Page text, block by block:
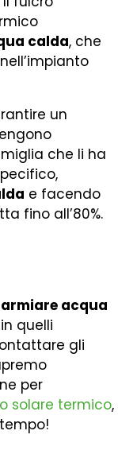
calda, che
un
che li ha
e facendo
fino all’80%.
acqua
quelli
gli
per
solare termico,